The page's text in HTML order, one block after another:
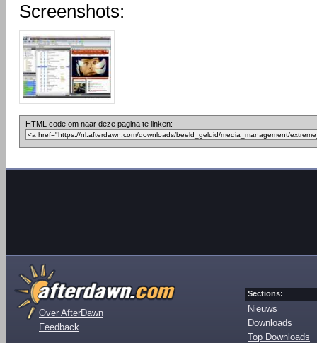
Screenshots:
HTML code om naar deze pagina te linken:
Over AfterDawn
Feedback
Sections:
Nieuws
Downloads
Top Downloads